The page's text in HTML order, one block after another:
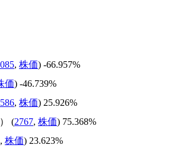
, 株価) -66.957%
価) -46.739%
, 株価) 25.926%
） (2767, 株価) 75.368%
, 株価) 23.623%